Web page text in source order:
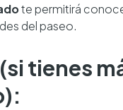
te permitirá
del paseo.
tienes